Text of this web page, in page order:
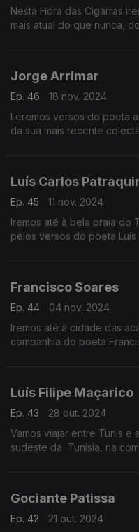
Nesta Hora das Cigarras
mais atual do que nunca,
Jorge Arrimar
Ep. 46
18 nov. 2024
Leremos versos do poeta
da sua mais recente
Luís Carlos
Ep. 45
11 nov. 2024
Iremos até à bela praia do
pelos versos do poeta Luís
Francisco Soares
Ep. 44
04 nov. 2024
Iremos até à cidade das
companhia do poeta
Luís Filipe Maçarico
Ep. 43
28 out. 2024
Vamos viajar entre Tunis e
sudeste da Tunísia, na
Gociante Patissa
Ep. 42
21 out. 2024